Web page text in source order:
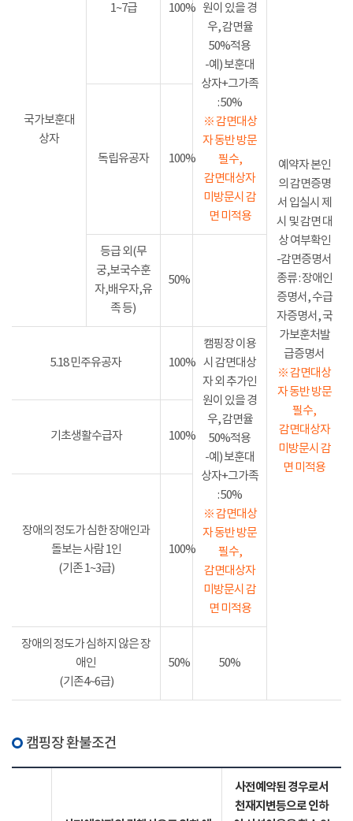
국가보훈대
상자
1~7급 100% 원이 있을 경
우, 감면율
50%적용
-예) 보훈대
상자+그가족
: 50%
※ 감면대상
자 동반 방문
필수,
감면대상자
미방문시 감
면 미적용
예약자 본인
의 감면증명
서 입실시 제
시 및 감면 대
상 여부확인
-감면증명서
종류 : 장애인
증명서, 수급
자증명서, 국
가보훈처발
급증명서
※ 감면대상
자 동반 방문
필수,
감면대상자
미방문시 감
면 미적용
독립유공자 100%
등급 외(무
궁,보국수훈
자,배우자,유
족 등)
50%
5.18 민주유공자 100%
캠핑장 이용
시 감면대상
자 외 추가인
원이 있을 경
우, 감면율
50%적용
-예) 보훈대
상자+그가족
: 50%
※ 감면대상
자 동반 방문
필수,
감면대상자
미방문시 감
면 미적용
기초생활수급자 100%
장애의 정도가 심한 장애인과
돌보는 사람 1인
(기존 1~3급)
100%
장애의 정도가 심하지 않은 장
애인
(기존4~6급)
50% 50%
캠핑장 환불조건
사전예약된 경우로서
천재지변등으로 인하